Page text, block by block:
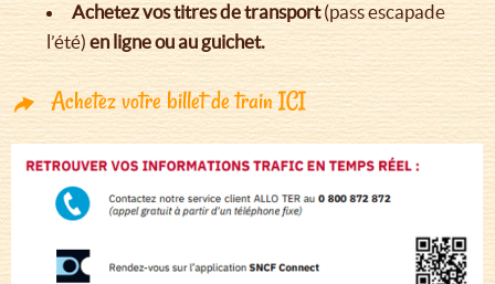
Achetez vos titres de transport(pass escapade
l’été) en ligne ou au guichet.
Achetez votre billet de train ICI